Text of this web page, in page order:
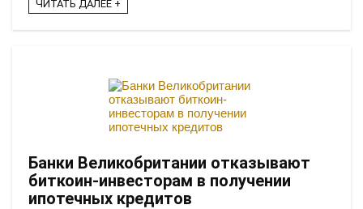
ЧИТАТЬ ДАЛЕЕ +
Банки Великобритании отказывают
биткоин-инвесторам в получении
ипотечных кредитов